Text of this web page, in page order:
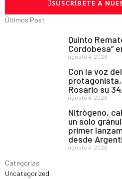
SUSCRÍBETE A
Últimos Post
Quinto
Cordobesa”
agosto 4, 2026
Con la voz
Rosario su
agosto 4, 2026
Nitrógeno,
un solo
primer
desde
agosto 3, 2026
Categorías
Uncategorized